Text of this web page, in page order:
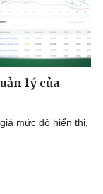
lý của
mức độ hiển thị,